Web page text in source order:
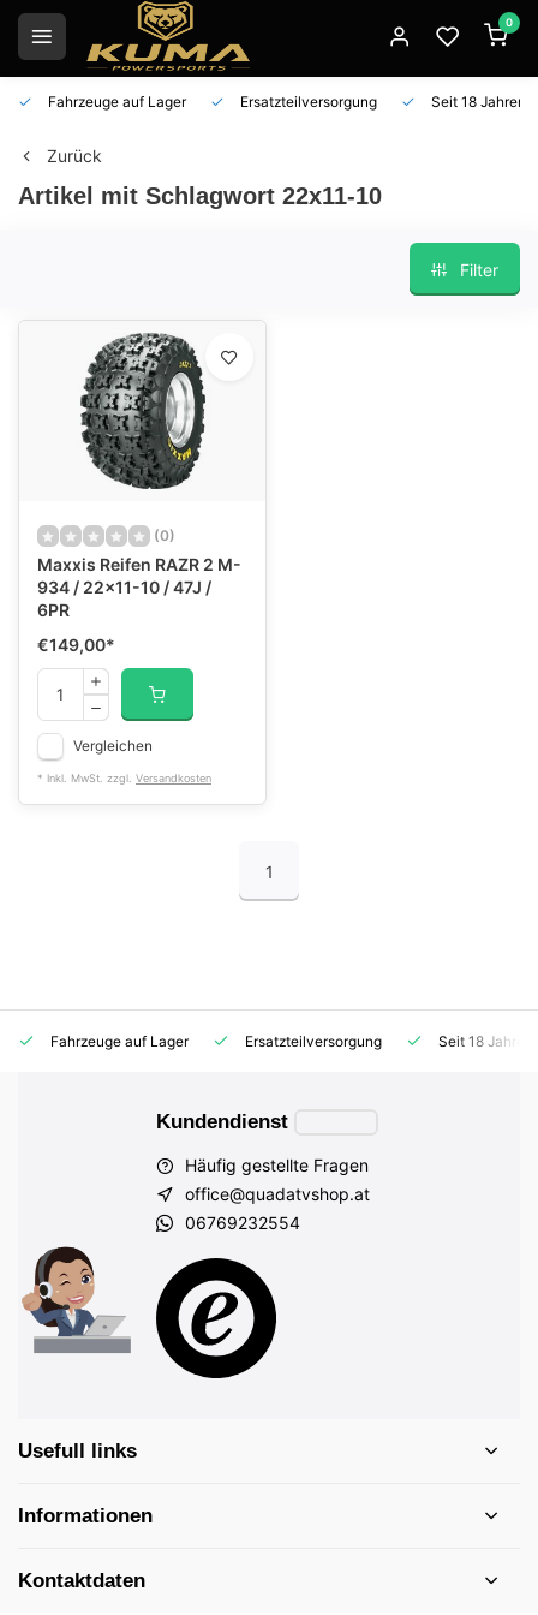
0
Fahrzeuge auf Lager Ersatzteilversorgung Seit 18 Jahren
Zurück
Artikel mit Schlagwort 22x11-10
Filter
(0)
Maxxis Reifen RAZR 2 M-
934 / 22x11-10 / 47J /
6PR
€149,00*
Vergleichen
* Inkl. MwSt. zzgl. Versandkosten
1
Fahrzeuge auf Lager Ersatzteilversorgung Seit 18
Kundendienst
Häufig gestellte Fragen
office@quadatvshop.at
06769232554
Usefull links
Informationen
Kontaktdaten